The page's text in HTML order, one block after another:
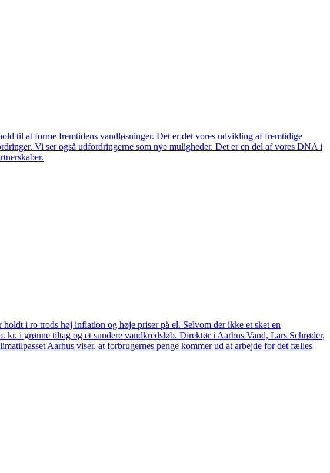
til at forme fremtidens vandløsninger. Det er det vores udvikling af fremtidige
Vi ser også udfordringerne som nye muligheder. Det er en del af vores DNA i
i ro trods høj inflation og høje priser på el. Selvom der ikke et sket en
i grønne tiltag og et sundere vandkredsløb. Direktør i Aarhus Vand, Lars Schrøder,
Aarhus viser, at forbrugernes penge kommer ud at arbejde for det fælles